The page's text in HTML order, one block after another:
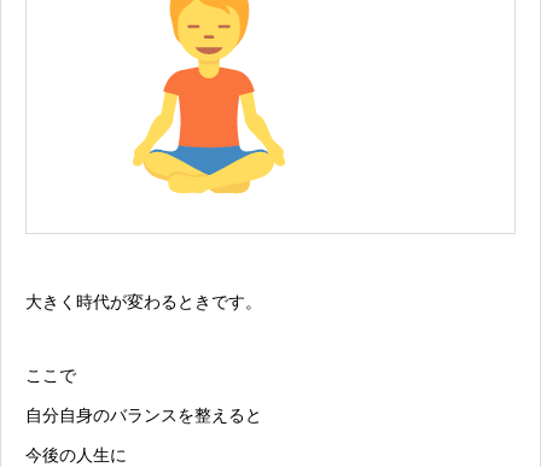
大きく時代が変わるときです。
ここで
自分自身のバランスを整えると
今後の人生に